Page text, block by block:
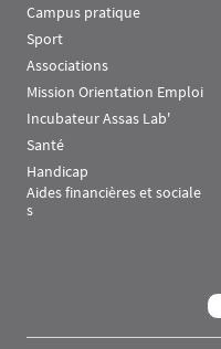
Campus pratique
Sport
Associations
Mission Orientation Emploi
Incubateur Assas Lab'
Santé
Handicap
Aides financières et sociale
s